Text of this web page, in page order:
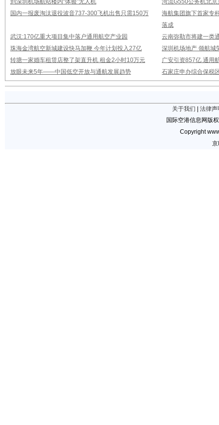
到深圳机场航站楼内“体验”无人机
湾流G550公务机北
国内一报废淘汰退役波音737-300飞机出售只需150万
海航集团旗下首家专
落成
武汉:170亿重大项目集中落户通用航空产业园
云南弥勒市将建一类
珠海金湾航空新城建设快马加鞭 今年计划投入27亿
深圳机场地产 领航城
转塘一家婚车租赁店整了架直升机 租金2小时10万元
广安引资857亿 通用
放眼未来5年——中国低空开放与通航发展趋势
石家庄申办综合保税
关于我们
法律声
国际空港信息网版
Copyright